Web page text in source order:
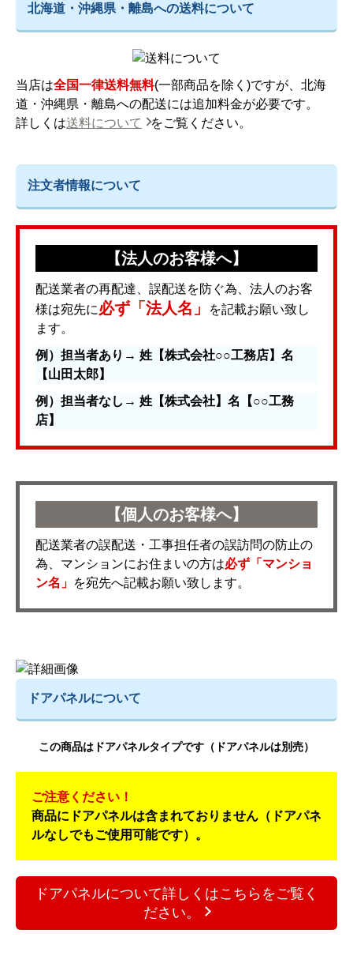
北海道・沖縄県・離島への送料について
当店は全国一律送料無料(一部商品を除く)ですが、北海
道・沖縄県・離島への配送には追加料金が必要です。
詳しくは送料について をご覧ください。
注文者情報について
【法人のお客様へ】
配送業者の再配達、誤配送を防ぐ為、法人のお客
様は宛先に必ず「法人名」
を記載お願い致し
ます。
例）担当者あり→ 姓【株式会社○○工務店】名
【山田太郎】
例）担当者なし→ 姓【株式会社】名【○○工務
店】
【個人のお客様へ】
配送業者の誤配送・工事担任者の誤訪問の防止の
為、マンションにお住まいの方は必ず「マンショ
ン名」 を宛先へ記載お願い致します。
ドアパネルについて
この商品はドアパネルタイプです（ドアパネルは別売）
ご注意ください！
商品にドアパネルは含まれておりません（ドアパネ
ルなしでもご使用可能です）。
ドアパネルについて詳しくはこちらをご覧く
ださい。